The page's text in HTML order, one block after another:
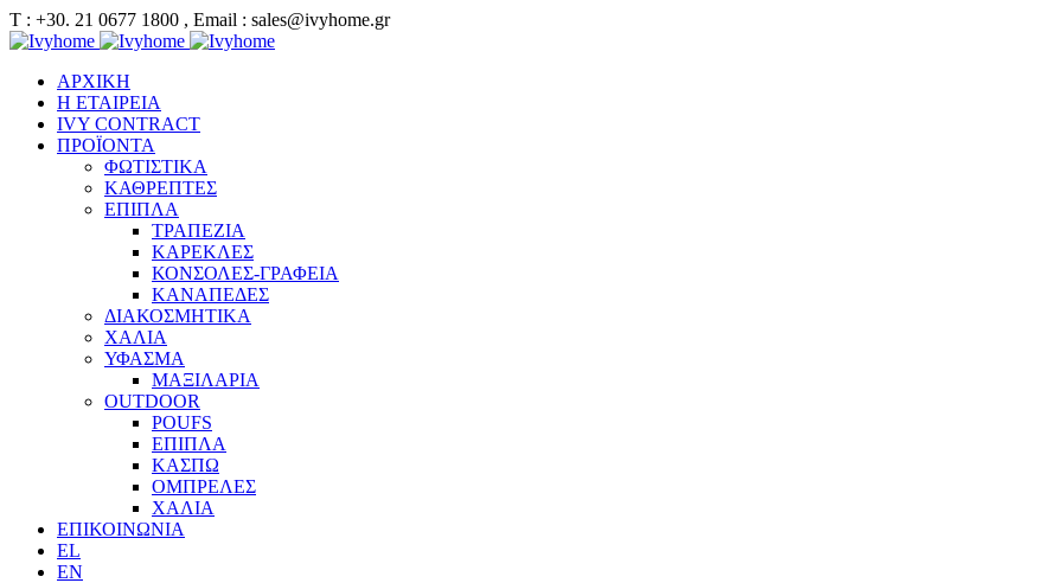
Τ : +30. 21 0677 1800 , Email : sales@ivyhome.gr
ΑΡΧΙΚΗ
Η ΕΤΑΙΡΕΙΑ
IVY CONTRACT
ΠΡΟΪΟΝΤΑ
ΦΩΤΙΣΤΙΚΑ
ΚΑΘΡΕΠΤΕΣ
ΕΠΙΠΛΑ
ΤΡΑΠΕΖΙΑ
ΚΑΡΕΚΛΕΣ
ΚΟΝΣΟΛΕΣ-ΓΡΑΦΕΙΑ
ΚΑΝΑΠΕΔΕΣ
ΔΙΑΚΟΣΜΗΤΙΚΑ
ΧΑΛΙΑ
ΥΦΑΣΜΑ
ΜΑΞΙΛΑΡΙΑ
OUTDOOR
POUFS
ΕΠΙΠΛΑ
ΚΑΣΠΩ
ΟΜΠΡΕΛΕΣ
ΧΑΛΙΑ
ΕΠΙΚΟΙΝΩΝΙΑ
EL
EN